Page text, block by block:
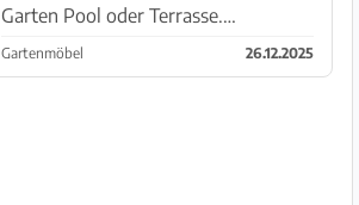
Garten Pool oder Terrasse.
Abzuholen in Can Pastilla.
Gartenmöbel 26.12.2025